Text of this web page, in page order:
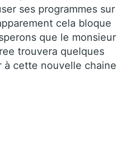
ses programmes sur
cela bloque
que le monsieur
trouvera quelques
à cette nouvelle chaine